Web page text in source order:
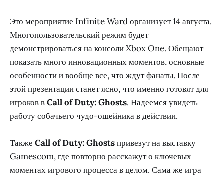
Это мероприятие Infinite Ward организует 14 августа.
Многопользовательский режим будет
демонстрироваться на консоли Xbox One. Обещают
показать много инновационных моментов, основные
особенности и вообще все, что ждут фанаты. После
этой презентации станет ясно, что именно готовят для
игроков вCall of Duty: Ghosts. Надеемся увидеть
работу собачьего чудо-ошейника в действии.
Также Call of Duty: Ghostsпривезут на выставку
Gamescom, где повторно расскажут о ключевых
моментах игрового процесса в целом. Сама же игра